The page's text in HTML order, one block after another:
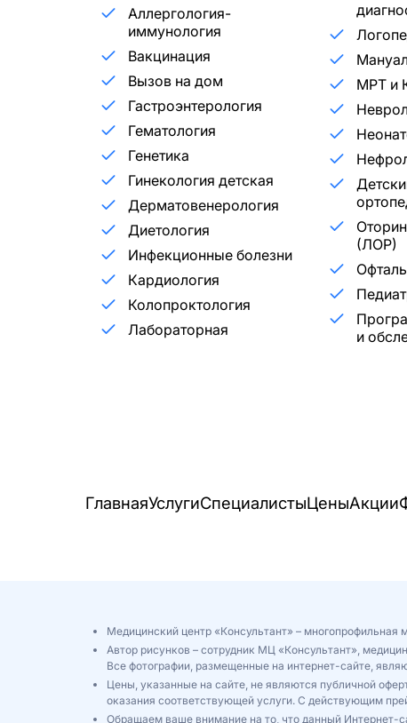
Аллергология-
иммунология
Вакцинация
Вызов на дом
Гастроэнтерология
Гематология
Генетика
Гинекология детская
Дерматовенерология
Диетология
Инфекционные болезни
Кардиология
Колопроктология
Лабораторная
МРТ и
(ЛОР)
и
ГлавнаяУслугиСпециалистыЦеныАкции
Медицинский центр «Консультант» – многопрофильная
Автор рисунков – сотрудник МЦ «Консультант»,
Все фотографии, размещенные на интернет-сайте,
Цены, указанные на сайте, не являются публичной
оказания соответствующей услуги. С действующим
Обращаем ваше внимание на то, что данный Интернет-